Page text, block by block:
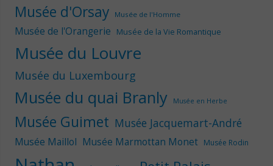
Musée d'Orsay Musée de l'Homme
Musée de l'Orangerie Musée de la Vie Romantique
Musée du Louvre
Musée du Luxembourg
Musée du quai Branly Musée en Herbe
Musée Guimet Musée Jacquemart-André
Musée Maillol Musée Marmottan Monet Musée Rodin